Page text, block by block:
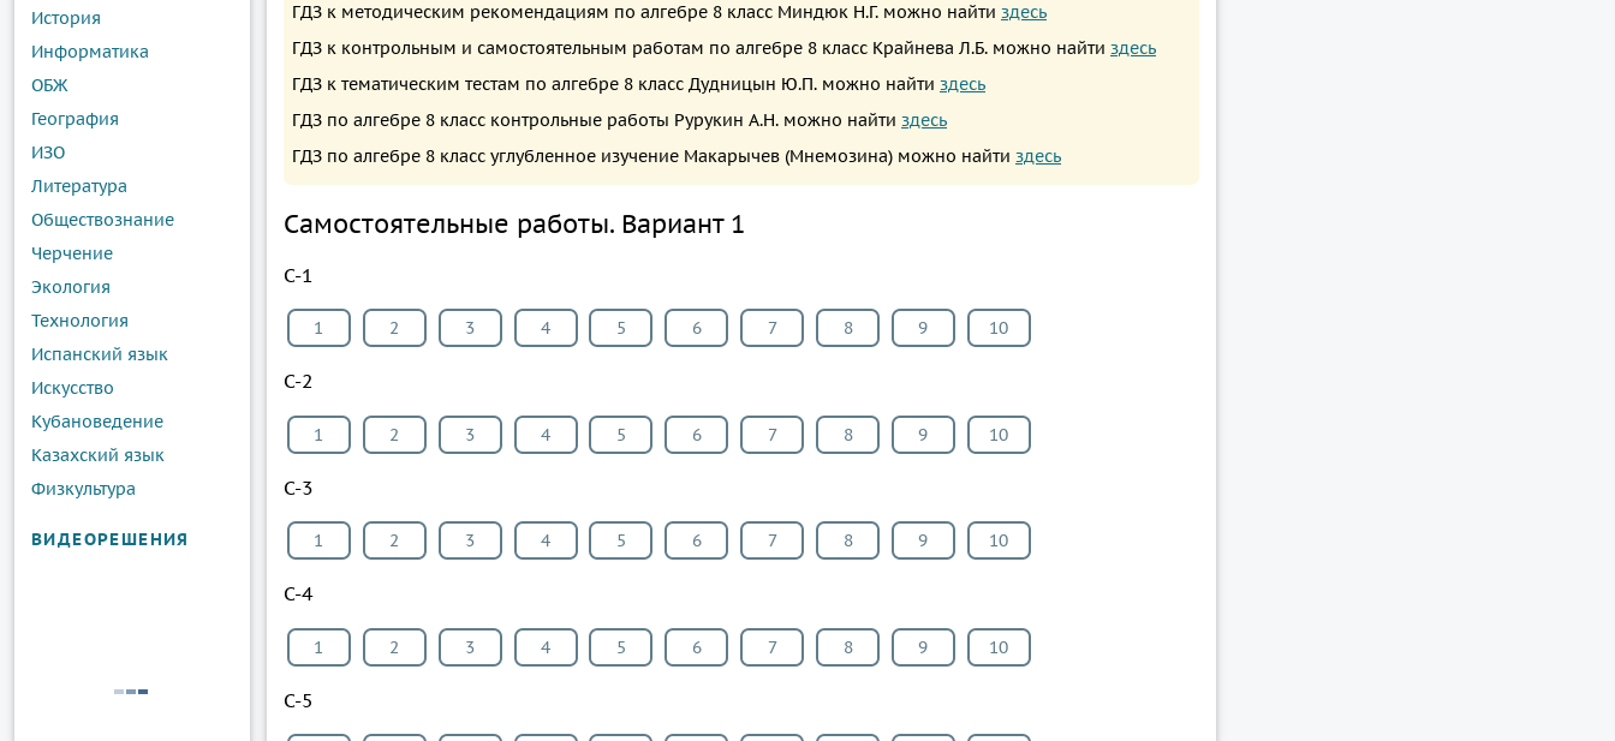
История
Информатика
ОБЖ
География
ИЗО
Литература
Обществознание
Черчение
Экология
Технология
Испанский язык
Искусство
Кубановедение
Казахский язык
Физкультура
ВИДЕОРЕШЕНИЯ
ГДЗ к методическим рекомендациям по алгебре 8 класс Миндюк Н.Г. можно найти здесь
ГДЗ к контрольным и самостоятельным работам по алгебре 8 класс Крайнева Л.Б. можно найти здесь
ГДЗ к тематическим тестам по алгебре 8 класс Дудницын Ю.П. можно найти здесь
ГДЗ по алгебре 8 класс контрольные работы Рурукин А.Н. можно найти здесь
ГДЗ по алгебре 8 класс углубленное изучение Макарычев (Мнемозина) можно найти здесь
Самостоятельные работы. Вариант 1
С-1
1 2 3 4 5 6 7 8 9 10
С-2
1 2 3 4 5 6 7 8 9 10
С-3
1 2 3 4 5 6 7 8 9 10
С-4
1 2 3 4 5 6 7 8 9 10
С-5